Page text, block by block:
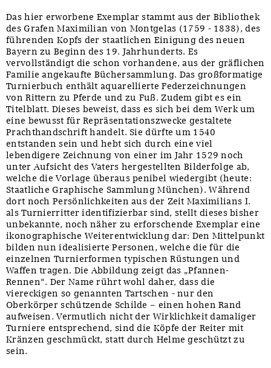
Das hier erworbene Exemplar stammt aus der Bibliothek
des Grafen Maximilian von Montgelas (1759 - 1838), des
führenden Kopfs der staatlichen Einigung des neuen
Bayern zu Beginn des 19. Jahrhunderts. Es
vervollständigt die schon vorhandene, aus der gräflichen
Familie angekaufte Büchersammlung. Das großformatige
Turnierbuch enthält aquarellierte Federzeichnungen
von Rittern zu Pferde und zu Fuß. Zudem gibt es ein
Titelblatt. Dieses beweist, dass es sich bei dem Werk um
eine bewusst für Repräsentationszwecke gestaltete
Prachthandschrift handelt. Sie dürfte um 1540
entstanden sein und hebt sich durch eine viel
lebendigere Zeichnung von einer im Jahr 1529 noch
unter Aufsicht des Vaters hergestellten Bilderfolge ab,
welche die Vorlage überaus penibel wiedergibt (heute:
Staatliche Graphische Sammlung München). Während
dort noch Persönlichkeiten aus der Zeit Maximilians I.
als Turnierritter identifizierbar sind, stellt dieses bisher
unbekannte, noch näher zu erforschende Exemplar eine
ikonographische Weiterentwicklung dar: Den Mittelpunkt
bilden nun idealisierte Personen, welche die für die
einzelnen Turnierformen typischen Rüstungen und
Waffen tragen. Die Abbildung zeigt das „Pfannen-
Rennen“. Der Name rührt wohl daher, dass die
viereckigen so genannten Tartschen - nur den
Oberkörper schützende Schilde – einen hohen Rand
aufweisen. Vermutlich nicht der Wirklichkeit damaliger
Turniere entsprechend, sind die Köpfe der Reiter mit
Kränzen geschmückt, statt durch Helme geschützt zu
sein.